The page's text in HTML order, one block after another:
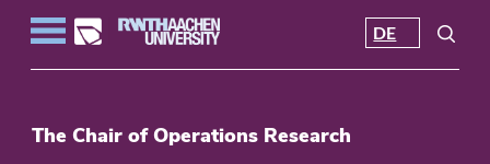
DE
The Chair of Operations Research